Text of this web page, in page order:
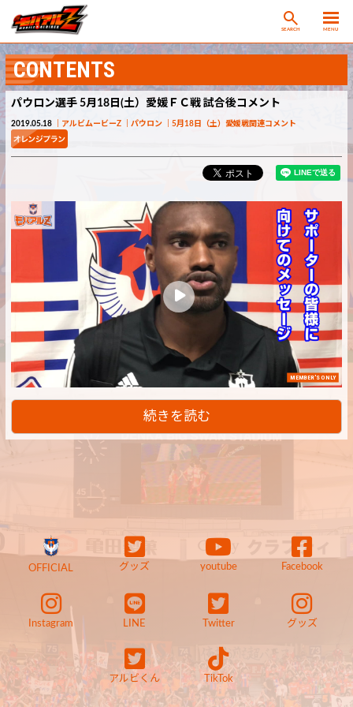
SEARCH MENU
CONTENTS
パウロン選手 5月18日(土）愛媛ＦＣ戦 試合後コメント
2019.05.18 アルビムービーZ パウロン 5月18日（土）愛媛戦関連コメント
MEMBER'S ONLY
続きを読む
OFFICIAL グッズ youtube Facebook
Instagram LINE Twitter グッズ
アルビくん TikTok